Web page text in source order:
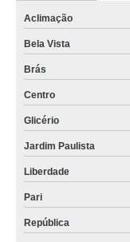
Aclimação
Bela Vista
Brás
Centro
Glicério
Jardim Paulista
Liberdade
Pari
República